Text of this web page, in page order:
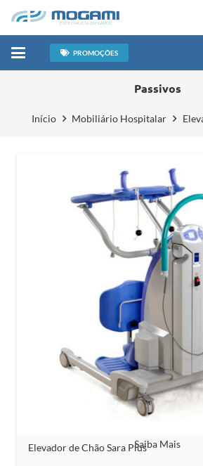
PROMOÇÕES
Passivos
Início Mobiliário Hospitalar
Elevador de Chão Sara PlusSaiba Mais